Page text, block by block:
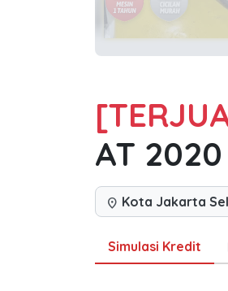
AT 2020
location_on Kota Jakarta
Simulasi Kredit